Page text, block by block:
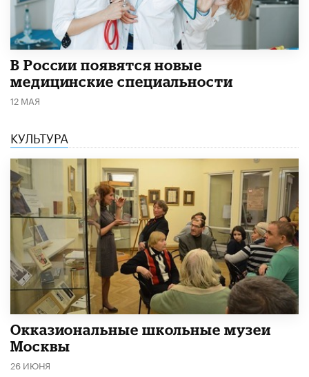
В России появятся новые
медицинские специальности
12 МАЯ
КУЛЬТУРА
​Окказиональные школьные музеи
Москвы
26 ИЮНЯ